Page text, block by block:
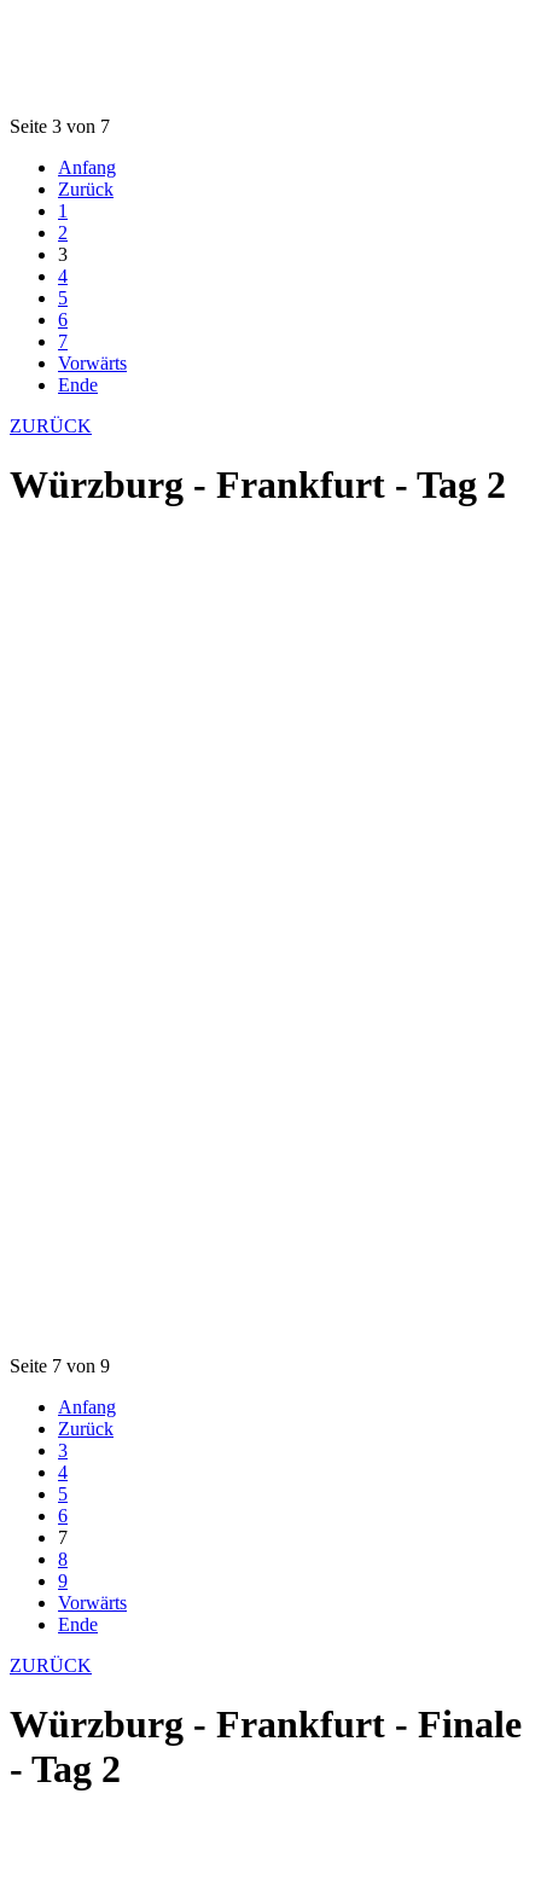
Seite 3 von 7
Anfang
Zurück
1
2
3
4
5
6
7
Vorwärts
Ende
ZURÜCK
Würzburg - Frankfurt - Tag 2
Seite 7 von 9
Anfang
Zurück
3
4
5
6
7
8
9
Vorwärts
Ende
ZURÜCK
Würzburg - Frankfurt - Finale
- Tag 2